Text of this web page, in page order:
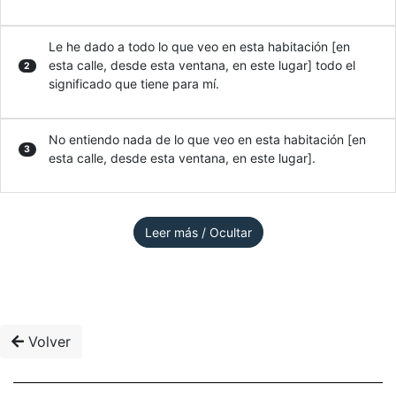
2
Le he dado a todo lo que veo en esta habitación [en
esta calle, desde esta ventana, en este lugar] todo el
significado que tiene para mí.
3
No entiendo nada de lo que veo en esta habitación [en
esta calle, desde esta ventana, en este lugar].
Leer más / Ocultar
Volver